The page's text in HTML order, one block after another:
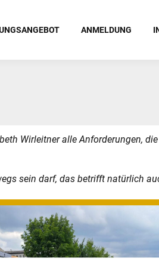
ANMELDUNG
Wirleitner alle Anforderungen,
sein darf, das betrifft natürlich